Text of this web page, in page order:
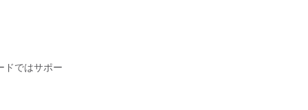
ドではサポー